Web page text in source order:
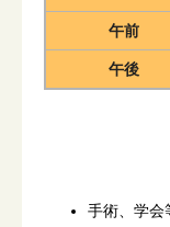
午前
午後
手術、学会